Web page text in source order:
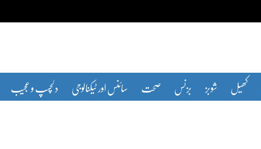
کھیل شوبز بزنس صحت سائنس اور ٹیکنالوجی دلچسپ و عجیب